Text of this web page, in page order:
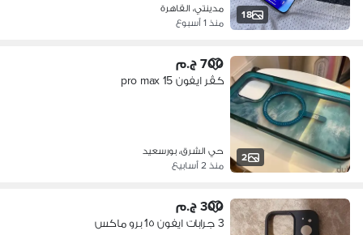
18
مدينتي، القاهرة
منذ 1 أسبوع
2
700 ج.م
كڤر ايفون 15 pro max
حي الشرق، بورسعيد
منذ 2 أسابيع
300 ج.م
3 جرابات ايفون 1٥ برو ماكس